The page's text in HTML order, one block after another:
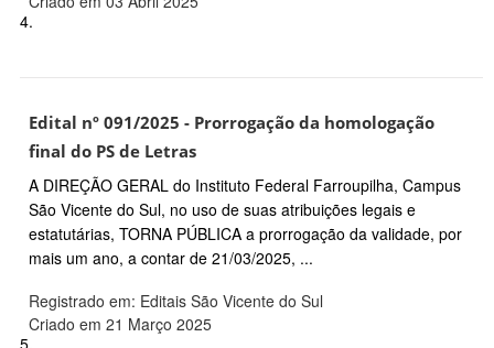
4.
Edital nº 091/2025 - Prorrogação da homologação
final do PS de Letras
A DIREÇÃO GERAL do Instituto Federal Farroupilha, Campus
São Vicente do Sul, no uso de suas atribuições legais e
estatutárias, TORNA PÚBLICA a prorrogação da validade, por
mais um ano, a contar de 21/03/2025, ...
Registrado em: Editais São Vicente do Sul
Criado em 21 Março 2025